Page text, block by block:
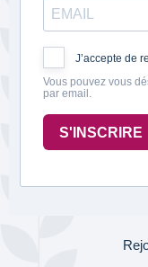
J’accepte de
Vous pouvez vous
par email.
S'INSCRIRE